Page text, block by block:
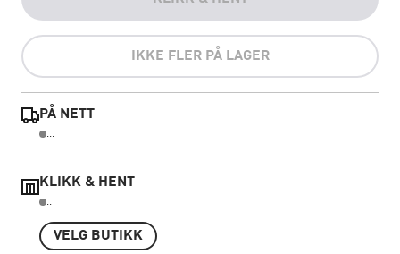
IKKE FLER PÅ LAGER
PÅ NETT
...
KLIKK & HENT
..
VELG BUTIKK